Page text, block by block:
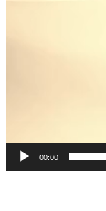
00:00